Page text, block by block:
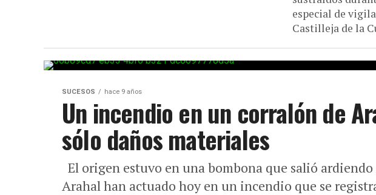
especial de
Castilleja de la
SUCESOS hace 9 años
Un incendio en un corralón de
sólo daños materiales
El origen estuvo en una bombona que salió
Arahal han actuado hoy en un incendio que se